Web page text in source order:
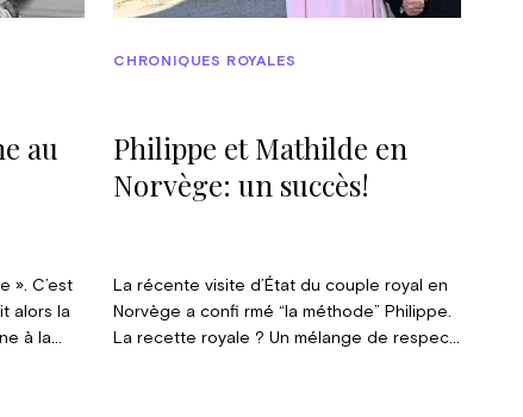
au
». C’est
alors la
à la
Philippe et Mathilde en
Norvège: un succès!
CHRONIQUES ROYALES
La récente visite d’État du couple royal en
Norvège a confi rmé “la méthode” Philippe.
La recette royale ? Un mélange de respect